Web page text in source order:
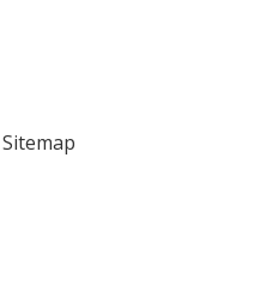
Sitemap